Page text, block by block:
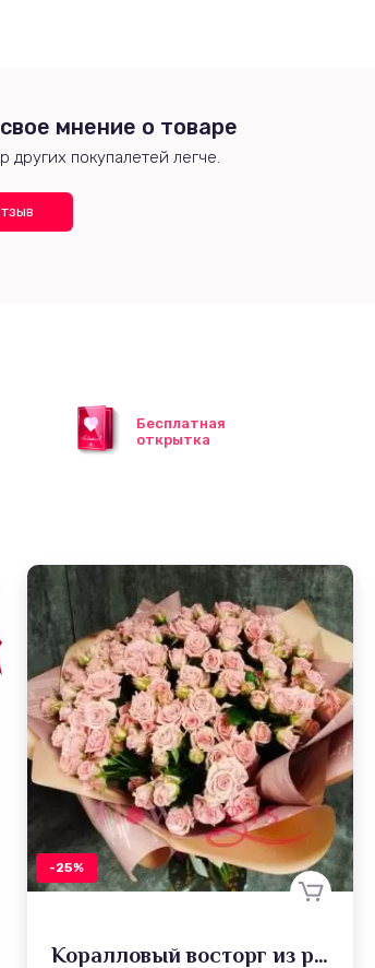
мнение о товаре
других покупалетей легче.
Бесплатная
открытка
-25%
Коралловый восторг из роз